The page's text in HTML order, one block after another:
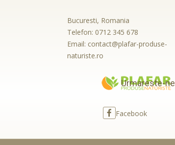
Bucuresti, Romania
Telefon: 0712 345 678
Email: contact@plafar-produse-
naturiste.ro
Urmareste-ne
Facebook